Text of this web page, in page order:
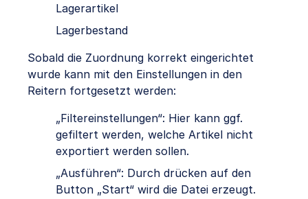
Lagerartikel
Lagerbestand
Sobald die Zuordnung korrekt eingerichtet
wurde kann mit den Einstellungen in den
Reitern fortgesetzt werden:
„Filtereinstellungen“: Hier kann ggf.
gefiltert werden, welche Artikel nicht
exportiert werden sollen.
„Ausführen“: Durch drücken auf den
Button „Start“ wird die Datei erzeugt.